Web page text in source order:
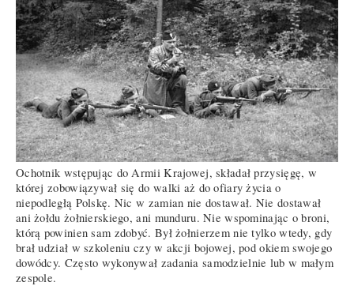
Ochotnik wstępując do Armii Krajowej, składał przysięgę, w
której zobowiązywał się do walki aż do ofiary życia o
niepodległą Polskę. Nic w zamian nie dostawał. Nie dostawał
ani żołdu żołnierskiego, ani munduru. Nie wspominając o broni,
którą powinien sam zdobyć. Był żołnierzem nie tylko wtedy, gdy
brał udział w szkoleniu czy w akcji bojowej, pod okiem swojego
dowódcy. Często wykonywał zadania samodzielnie lub w małym
zespole.